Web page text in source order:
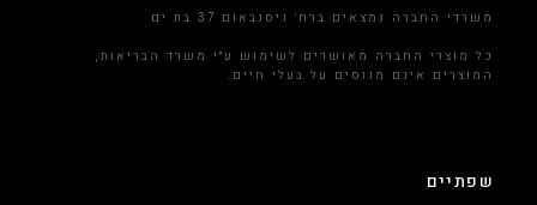
משרדי החברה נמצאים ברח׳ ניסנבאום 37 בת ים
כל מוצרי החברה מאושרים לשימוש ע״י משרד הבריאות,
המוצרים אינם מנוסים על בעלי חיים.
שפתיים